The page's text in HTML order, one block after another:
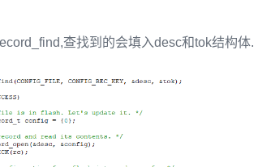
查找到的会填入desc和tok结构体.